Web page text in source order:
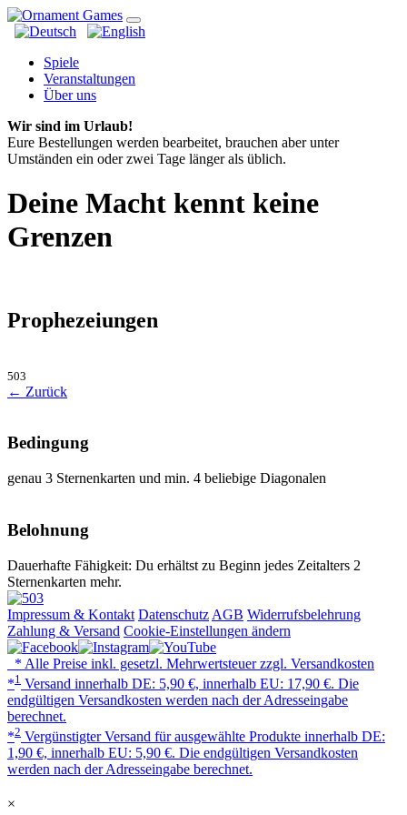
Spiele
Veranstaltungen
Über uns
Wir sind im Urlaub!
Eure Bestellungen werden bearbeitet, brauchen aber unter
Umständen ein oder zwei Tage länger als üblich.
Deine Macht kennt keine
Grenzen
Prophezeiungen
503
← Zurück
Bedingung
genau 3 Sternenkarten und min. 4 beliebige Diagonalen
Belohnung
Dauerhafte Fähigkeit: Du erhältst zu Beginn jedes Zeitalters 2
Sternenkarten mehr.
Impressum & Kontakt Datenschutz AGB Widerrufsbelehrung
Zahlung & Versand Cookie-Einstellungen ändern
* Alle Preise inkl. gesetzl. Mehrwertsteuer zzgl. Versandkosten
*1 Versand innerhalb DE: 5,90 €, innerhalb EU: 17,90 €. Die
endgültigen Versandkosten werden nach der Adresseingabe
berechnet.
*2 Vergünstigter Versand für ausgewählte Produkte innerhalb DE:
1,90 €, innerhalb EU: 5,90 €. Die endgültigen Versandkosten
werden nach der Adresseingabe berechnet.
×